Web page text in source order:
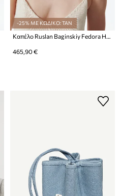
-25% ΜΕ ΚΩΔΙΚΟ: TAN
Καπέλο Ruslan Baginskiy Fedora Hat
465,90 €